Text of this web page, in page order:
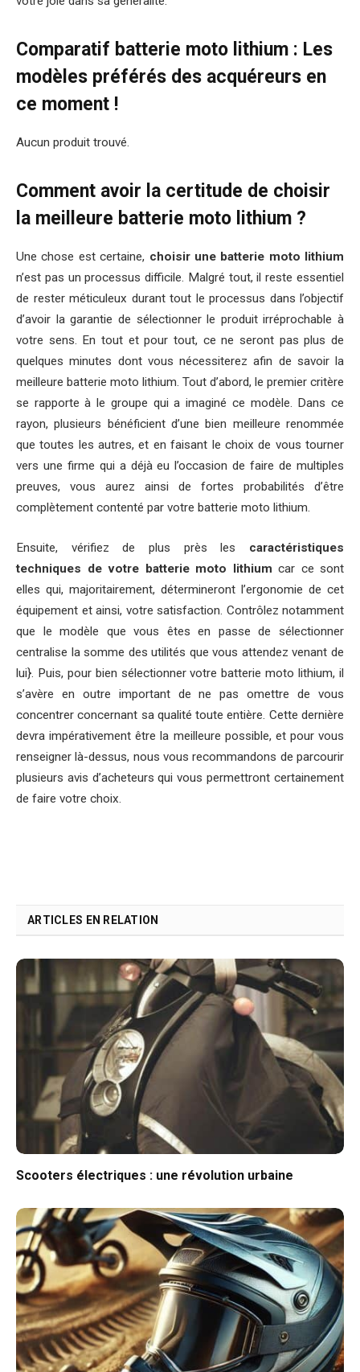
Comparatif batterie moto lithium : Les
modèles préférés des acquéreurs en
ce moment !
Aucun produit trouvé.
Comment avoir la certitude de choisir
la meilleure batterie moto lithium ?
Une chose est certaine, choisir une batterie moto lithium
n’est pas un processus difficile. Malgré tout, il reste essentiel
de rester méticuleux durant tout le processus dans l’objectif
d’avoir la garantie de sélectionner le produit irréprochable à
votre sens. En tout et pour tout, ce ne seront pas plus de
quelques minutes dont vous nécessiterez afin de savoir la
meilleure batterie moto lithium. Tout d’abord, le premier critère
se rapporte à le groupe qui a imaginé ce modèle. Dans ce
rayon, plusieurs bénéficient d’une bien meilleure renommée
que toutes les autres, et en faisant le choix de vous tourner
vers une firme qui a déjà eu l’occasion de faire de multiples
preuves, vous aurez ainsi de fortes probabilités d’être
complètement contenté par votre batterie moto lithium.
Ensuite, vérifiez de plus près les caractéristiques
techniques de votre batterie moto lithium car ce sont
elles qui, majoritairement, détermineront l’ergonomie de cet
équipement et ainsi, votre satisfaction. Contrôlez notamment
que le modèle que vous êtes en passe de sélectionner
centralise la somme des utilités que vous attendez venant de
lui}. Puis, pour bien sélectionner votre batterie moto lithium, il
s’avère en outre important de ne pas omettre de vous
concentrer concernant sa qualité toute entière. Cette dernière
devra impérativement être la meilleure possible, et pour vous
renseigner là-dessus, nous vous recommandons de parcourir
plusieurs avis d’acheteurs qui vous permettront certainement
de faire votre choix.
ARTICLES EN RELATION
Scooters électriques : une révolution urbaine